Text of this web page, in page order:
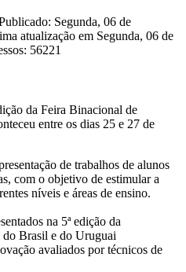
Segunda, 06 de
atualização em Segunda, 06 de
56221
da Feira Binacional de
entre os dias 25 e 27 de
de trabalhos de alunos
com o objetivo de estimular a
níveis e áreas de ensino.
na 5ª edição da
do Brasil e do Uruguai
avaliados por técnicos de